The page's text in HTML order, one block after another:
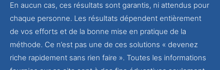
En aucun cas, ces résultats sont garantis, ni attendus pour
chaque personne. Les résultats dépendent entièrement
de vos efforts et de la bonne mise en pratique de la
méthode. Ce n’est pas une de ces solutions « devenez
riche rapidement sans rien faire ». Toutes les informations